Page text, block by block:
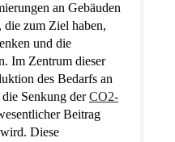
an Gebäuden
die zum Ziel haben,
und die
Im Zentrum dieser
des Bedarfs an
Senkung derCO2-
Beitrag
Diese